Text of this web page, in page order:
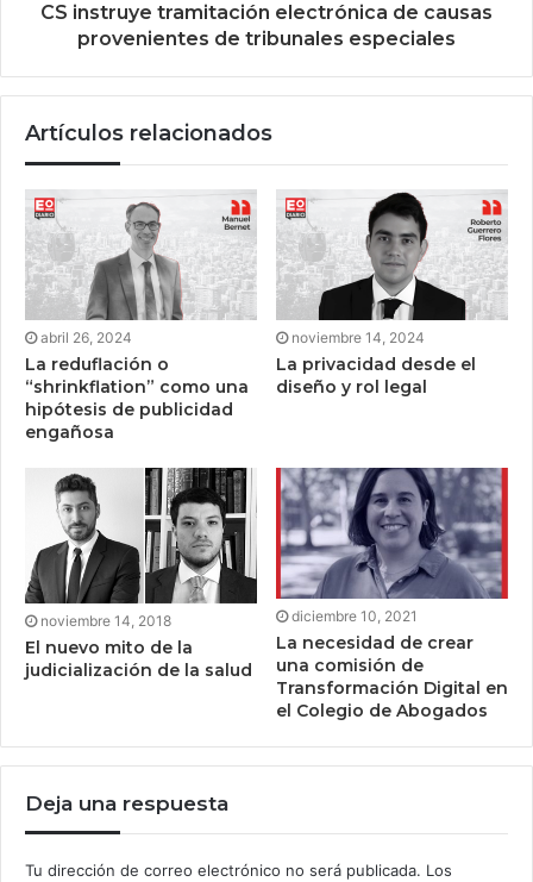
CS instruye tramitación electrónica de causas
provenientes de tribunales especiales
Artículos relacionados
abril 26, 2024
La reduflación o
“shrinkflation” como una
hipótesis de publicidad
engañosa
noviembre 14, 2024
La privacidad desde el
diseño y rol legal
noviembre 14, 2018
El nuevo mito de la
judicialización de la salud
diciembre 10, 2021
La necesidad de crear
una comisión de
Transformación Digital en
el Colegio de Abogados
Deja una respuesta
Tu dirección de correo electrónico no será publicada. Los